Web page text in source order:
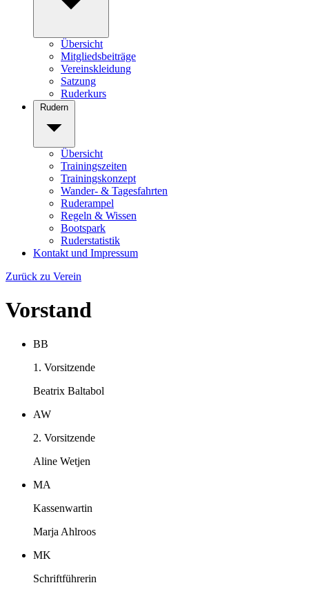
Übersicht
Mitgliedsbeiträge
Vereinskleidung
Satzung
Ruderkurs
Rudern
Übersicht
Trainingszeiten
Trainingskonzept
Wander- & Tagesfahrten
Ruderampel
Regeln & Wissen
Bootspark
Ruderstatistik
Kontakt und Impressum
Zurück zu Verein
Vorstand
BB
1. Vorsitzende
Beatrix Baltabol
AW
2. Vorsitzende
Aline Wetjen
MA
Kassenwartin
Marja Ahlroos
MK
Schriftführerin